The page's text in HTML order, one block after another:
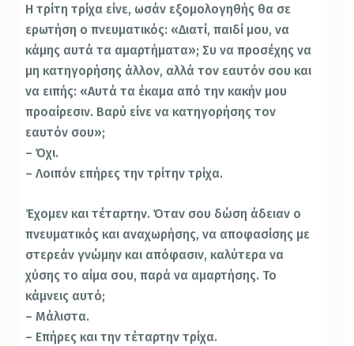
Η τρίτη τρίχα είνε, ωσάν εξομολογηθής θα σε
ερωτήση ο πνευματικός: «Διατί, παιδί μου, να
κάμης αυτά τα αμαρτήματα»; Συ να προσέχης να
μη κατηγορήσης άλλον, αλλά τον εαυτόν σου και
να ειπής: «Αυτά τα έκαμα από την κακήν μου
προαίρεσιν. Βαρύ είνε να κατηγορήσης τον
εαυτόν σου»;
– Όχι.
– Λοιπόν επήρες την τρίτην τρίχα.
Έχομεν και τέταρτην. Όταν σου δώση άδειαν ο
πνευματικός και αναχωρήσης, να αποφασίσης με
στερεάν γνώμην και απόφασιν, καλύτερα να
χύσης το αίμα σου, παρά να αμαρτήσης. Το
κάμνεις αυτό;
– Μάλιστα.
– Επήρες και την τέταρτην τρίχα.